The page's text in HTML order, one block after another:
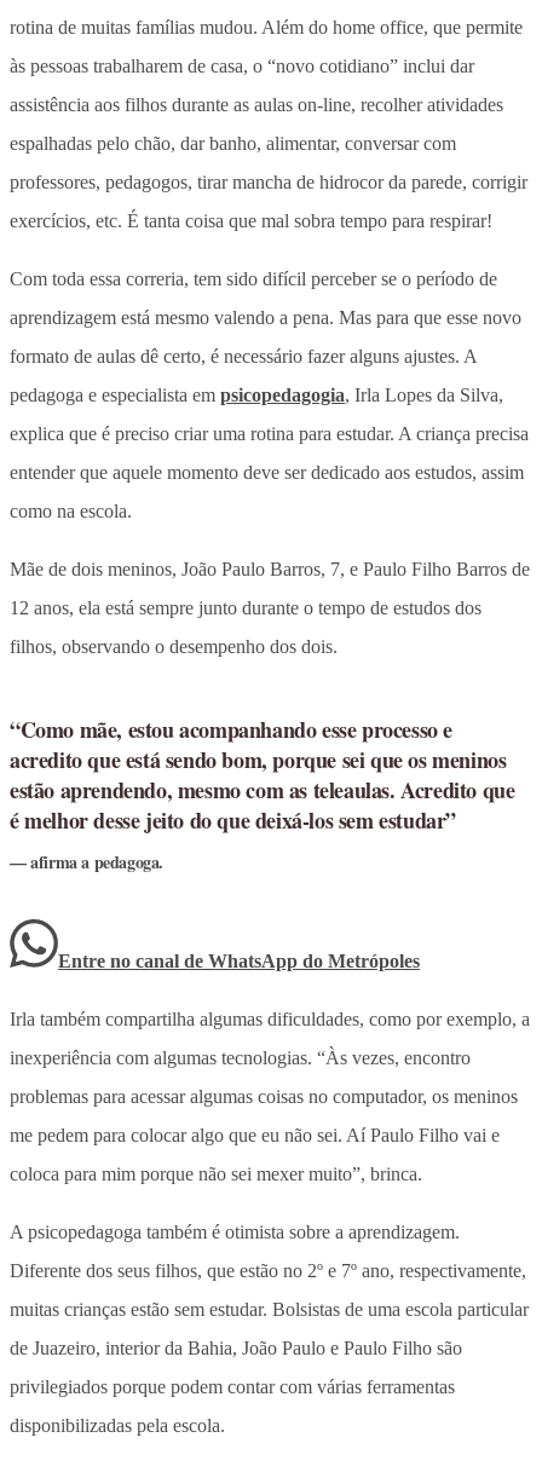
rotina de muitas famílias mudou. Além do home office, que permite
às pessoas trabalharem de casa, o “novo cotidiano” inclui dar
assistência aos filhos durante as aulas on-line, recolher atividades
espalhadas pelo chão, dar banho, alimentar, conversar com
professores, pedagogos, tirar mancha de hidrocor da parede, corrigir
exercícios, etc. É tanta coisa que mal sobra tempo para respirar!
Com toda essa correria, tem sido difícil perceber se o período de
aprendizagem está mesmo valendo a pena. Mas para que esse novo
formato de aulas dê certo, é necessário fazer alguns ajustes. A
pedagoga e especialista em psicopedagogia, Irla Lopes da Silva,
explica que é preciso criar uma rotina para estudar. A criança precisa
entender que aquele momento deve ser dedicado aos estudos, assim
como na escola.
Mãe de dois meninos, João Paulo Barros, 7, e Paulo Filho Barros de
12 anos, ela está sempre junto durante o tempo de estudos dos
filhos, observando o desempenho dos dois.
“Como mãe, estou acompanhando esse processo e
acredito que está sendo bom, porque sei que os meninos
estão aprendendo, mesmo com as teleaulas. Acredito que
é melhor desse jeito do que deixá-los sem estudar”
afirma a pedagoga.
Entre no canal de WhatsApp do Metrópoles
Irla também compartilha algumas dificuldades, como por exemplo, a
inexperiência com algumas tecnologias. “Às vezes, encontro
problemas para acessar algumas coisas no computador, os meninos
me pedem para colocar algo que eu não sei. Aí Paulo Filho vai e
coloca para mim porque não sei mexer muito”, brinca.
A psicopedagoga também é otimista sobre a aprendizagem.
Diferente dos seus filhos, que estão no 2º e 7º ano, respectivamente,
muitas crianças estão sem estudar. Bolsistas de uma escola particular
de Juazeiro, interior da Bahia, João Paulo e Paulo Filho são
privilegiados porque podem contar com várias ferramentas
disponibilizadas pela escola.